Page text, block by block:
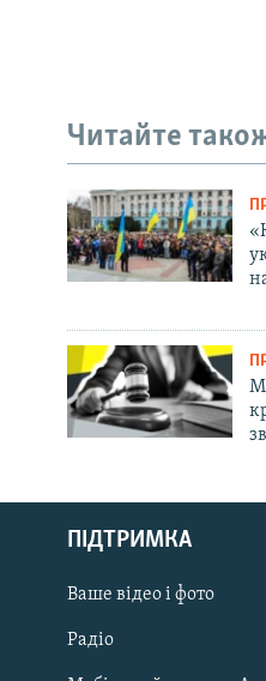
Русский
Qırımtatar
ДОЛУЧАЙСЯ!
Читайте
ПІДТРИМКА
Ваше відео і фото
Радіо